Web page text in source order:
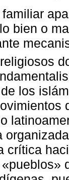
bien o
los
crítica